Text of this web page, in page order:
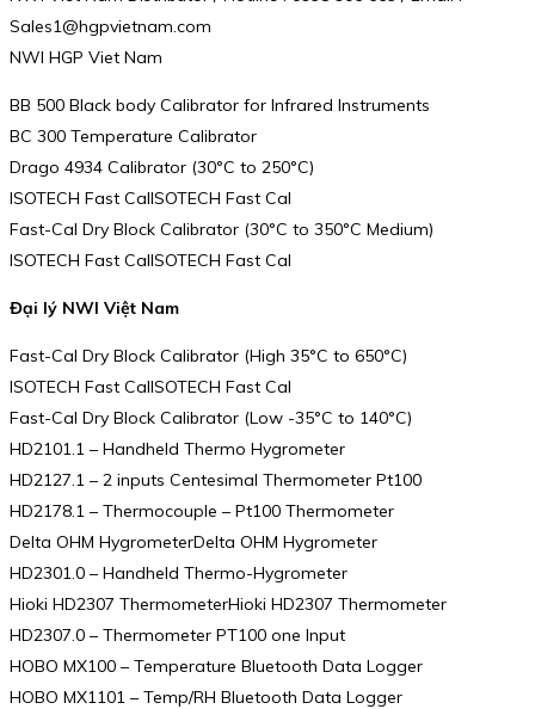
Sales1@hgpvietnam.com
NWI HGP Viet Nam
BB 500 Black body Calibrator for Infrared Instruments
BC 300 Temperature Calibrator
Drago 4934 Calibrator (30°C to 250°C)
ISOTECH Fast CalISOTECH Fast Cal
Fast-Cal Dry Block Calibrator (30°C to 350°C Medium)
ISOTECH Fast CalISOTECH Fast Cal
Đại lý NWI Việt Nam
Fast-Cal Dry Block Calibrator (High 35°C to 650°C)
ISOTECH Fast CalISOTECH Fast Cal
Fast-Cal Dry Block Calibrator (Low -35°C to 140°C)
HD2101.1 – Handheld Thermo Hygrometer
HD2127.1 – 2 inputs Centesimal Thermometer Pt100
HD2178.1 – Thermocouple – Pt100 Thermometer
Delta OHM HygrometerDelta OHM Hygrometer
HD2301.0 – Handheld Thermo-Hygrometer
Hioki HD2307 ThermometerHioki HD2307 Thermometer
HD2307.0 – Thermometer PT100 one Input
HOBO MX100 – Temperature Bluetooth Data Logger
HOBO MX1101 – Temp/RH Bluetooth Data Logger